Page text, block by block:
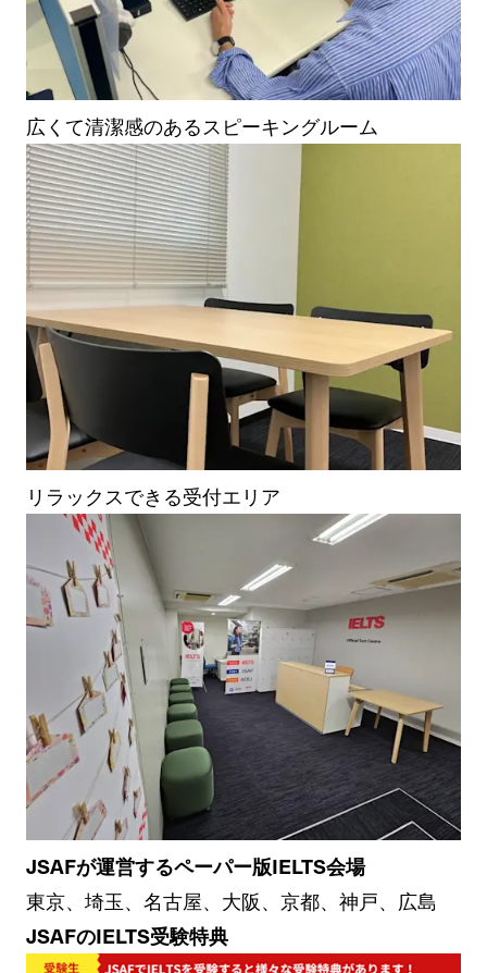
広くて清潔感のあるスピーキングルーム
リラックスできる受付エリア
JSAFが運営するペーパー版IELTS会場
東京、埼玉、名古屋、大阪、京都、神戸、広島
JSAFのIELTS受験特典